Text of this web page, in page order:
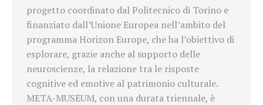
progetto coordinato dal Politecnico di Torino e
finanziato dall’Unione Europea nell’ambito del
programma Horizon Europe, che ha l’obiettivo di
esplorare, grazie anche al supporto delle
neuroscienze, la relazione tra le risposte
cognitive ed emotive al patrimonio culturale.
META-MUSEUM, con una durata triennale, è